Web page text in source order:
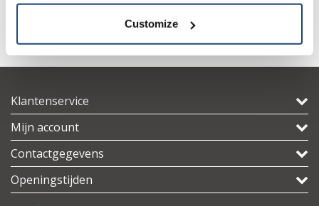
Customize
Multifunctionele schepjes
Kunststof schepjes
Klantenservice
Mijn account
Contactgegevens
Openingstijden